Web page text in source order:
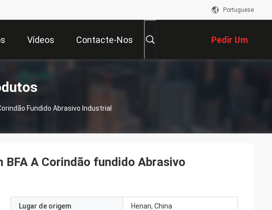
Portuguese
Vídeos Contacte-Nos Pedir Um
Orçamento
Fundido Abrasivo Industrial
A Corindão fundido Abrasivo
Lugar de origem Henan, China